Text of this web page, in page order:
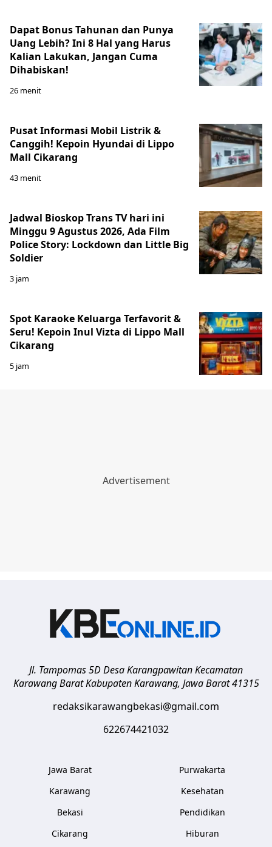
Dapat Bonus Tahunan dan Punya
Uang Lebih? Ini 8 Hal yang Harus
Kalian Lakukan, Jangan Cuma
Dihabiskan!
26 menit
Pusat Informasi Mobil Listrik &
Canggih! Kepoin Hyundai di Lippo
Mall Cikarang
43 menit
Jadwal Bioskop Trans TV hari ini
Minggu 9 Agustus 2026, Ada Film
Police Story: Lockdown dan Little Big
Soldier
3 jam
Spot Karaoke Keluarga Terfavorit &
Seru! Kepoin Inul Vizta di Lippo Mall
Cikarang
5 jam
Jl. Tampomas 5D Desa Karangpawitan Kecamatan
Karawang Barat Kabupaten Karawang, Jawa Barat 41315
redaksikarawangbekasi@gmail.com
622674421032
Jawa Barat
Karawang
Bekasi
Cikarang
Purwakarta
Kesehatan
Pendidikan
Hiburan